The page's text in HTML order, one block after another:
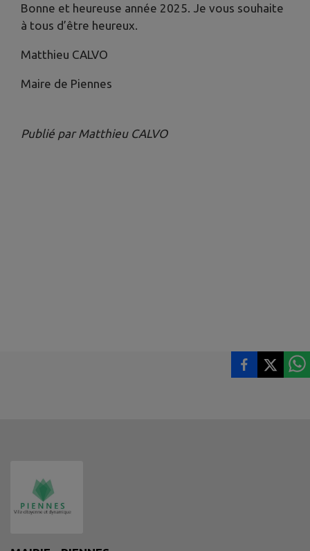
Bonne et heureuse année 2025. Je vous souhaite
à tous d’être heureux.
Matthieu CALVO
Maire de Piennes
Publié par Matthieu CALVO